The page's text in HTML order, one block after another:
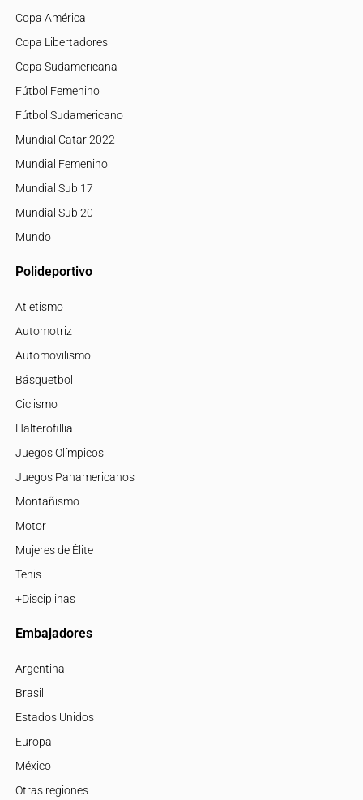
Copa América
Copa Libertadores
Copa Sudamericana
Fútbol Femenino
Fútbol Sudamericano
Mundial Catar 2022
Mundial Femenino
Mundial Sub 17
Mundial Sub 20
Mundo
Polideportivo
Atletismo
Automotriz
Automovilismo
Básquetbol
Ciclismo
Halterofillia
Juegos Olímpicos
Juegos Panamericanos
Montañismo
Motor
Mujeres de Élite
Tenis
+Disciplinas
Embajadores
Argentina
Brasil
Estados Unidos
Europa
México
Otras regiones